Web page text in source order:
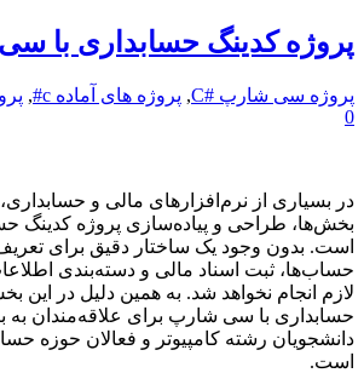
پروژه کدینگ حسابداری با
پروژه سی شارپ #C , پروژه های آماده c# ,
0
در بسیاری از نرم‌افزارهای مالی و
بخش‌ها، طراحی و پیاده‌سازی پروژه کدینگ
است. بدون وجود یک ساختار دقیق برای
حساب‌ها، ثبت اسناد مالی و دسته‌بندی
لازم انجام نخواهد شد. به همین دلیل در این
حسابداری با سی شارپ برای علاقه‌مندان به
دانشجویان رشته کامپیوتر و فعالان حوزه
است.